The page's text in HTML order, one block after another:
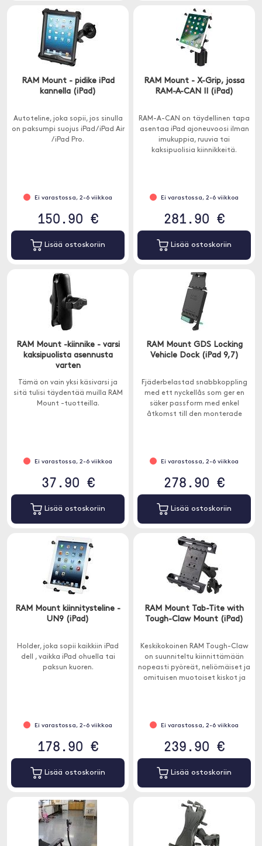
RAM Mount - pidike iPad
kannella (iPad)
Autoteline, joka sopii, jos sinulla
on paksumpi suojus iPad / iPad Air
/ iPad Pro.
Ei varastossa, 2-6 viikkoa
150.90 €
Lisää ostoskoriin
RAM Mount - X-Grip, jossa
RAM-A-CAN II (iPad)
RAM-A-CAN on täydellinen tapa
asentaa iPad ajoneuvoosi ilman
imukuppia, ruuvia tai
kaksipuolisia kiinnikkeitä.
Ei varastossa, 2-6 viikkoa
281.90 €
Lisää ostoskoriin
RAM Mount -kiinnike - varsi
kaksipuolista asennusta
varten
Tämä on vain yksi käsivarsi ja
sitä tulisi täydentää muilla RAM
Mount -tuotteilla.
Ei varastossa, 2-6 viikkoa
37.90 €
Lisää ostoskoriin
RAM Mount GDS Locking
Vehicle Dock (iPad 9,7)
Fjäderbelastad snabbkoppling
med ett nyckellås som ger en
säker passform med enkel
åtkomst till den monterade
Ei varastossa, 2-6 viikkoa
278.90 €
Lisää ostoskoriin
RAM Mount kiinnitysteline -
UN9 (iPad)
Holder, joka sopii kaikkiin iPad
dell , vaikka iPad ohuella tai
paksun kuoren.
Ei varastossa, 2-6 viikkoa
178.90 €
Lisää ostoskoriin
RAM Mount Tab-Tite with
Tough-Claw Mount (iPad)
Keskikokoinen RAM Tough-Claw
on suunniteltu kiinnittämään
nopeasti pyöreät, neliömäiset ja
omituisen muotoiset kiskot ja
Ei varastossa, 2-6 viikkoa
239.90 €
Lisää ostoskoriin